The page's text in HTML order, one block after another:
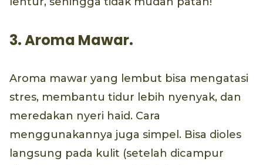
3. Aroma Mawar.
Aroma mawar yang lembut bisa mengatasi
stres, membantu tidur lebih nyenyak, dan
meredakan nyeri haid. Cara
menggunakannya juga simpel. Bisa dioles
langsung pada kulit (setelah dicampur